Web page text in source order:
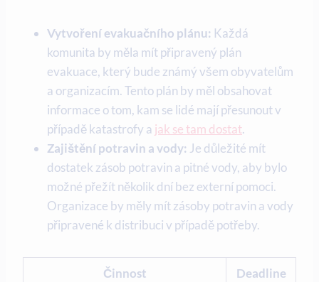
Vytvoření evakuačního plánu: Každá
komunita by měla mít připravený plán
evakuace, který bude známý všem obyvatelům
a organizacím. Tento plán by měl obsahovat
informace o tom, kam se lidé mají přesunout v
případě katastrofy a jak se tam dostat.
Zajištění potravin a vody: Je důležité mít
dostatek zásob potravin a pitné vody, aby bylo
možné přežít několik dní bez externí pomoci.
Organizace by měly mít zásoby potravin a vody
připravené k distribuci v případě potřeby.
Činnost Deadline